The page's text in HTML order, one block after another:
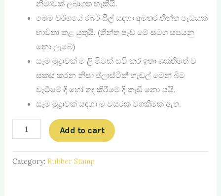
නිමාවක් ලබාගත හැකියි.
මෙම වර්ගයේ රබර් සීල් සඳහා අමතර තීන්ත පෑඩයක්
භාවිතා කළ යුතුයි. (තීන්ත පෑඩ් ‍මේ සමග සපයනු
නො ලැබේ)
සෑම මුද්‍රාවක් ම ලී මිටක් සවි කර ඉතා ශක්තිමත් ව
සකස් කරන නිසා ප්ලාස්ටික් හැඬල් මෙන් බිම
වැටීමේ දී හෝ තද කිරීමේ දී කැඩී නො යයි.
සෑම මුද්‍රාවක් සඳහා ම වසරක වගකීමක් ඇත.
Add to cart
Category: Rubber Stamp